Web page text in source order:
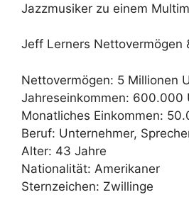
Jazzmusiker zu einem
Jeff Lerners Nettovermögen
Nettovermögen: 5 Millionen
Jahreseinkommen: 600.000
Monatliches Einkommen:
Beruf: Unternehmer,
Alter: 43 Jahre
Nationalität: Amerikaner
Sternzeichen: Zwillinge